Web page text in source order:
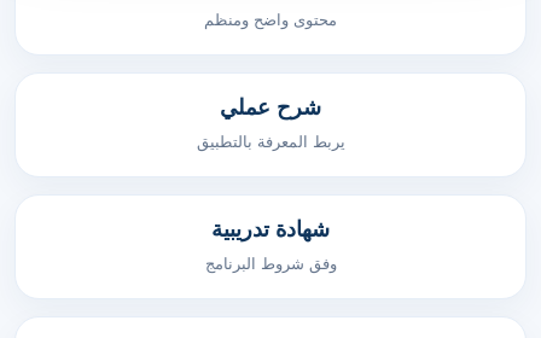
محتوى واضح ومنظم
شرح عملي
يربط المعرفة بالتطبيق
شهادة تدريبية
وفق شروط البرنامج